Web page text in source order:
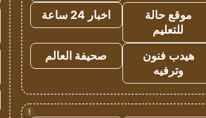
موقع حالة
للتعليم
اخبار 24 ساعة
هيدب فنون
وترفيه
صحيفة العالم
!